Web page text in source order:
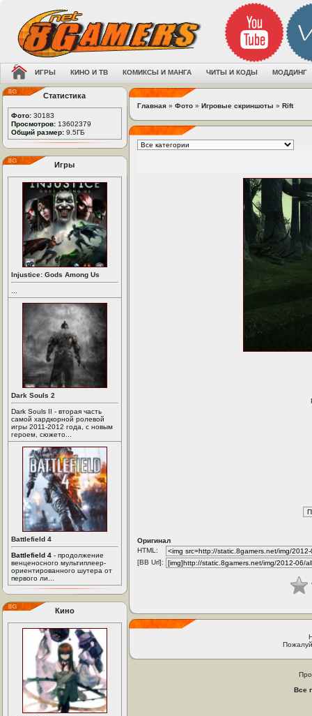
ИГРЫ КИНО И ТВ КОМИКСЫ И МАНГА ЧИТЫ И КОДЫ МОДДИНГ
Статистика
Фото: 30183
Просмотров: 13602379
Общий размер: 9.5ГБ
Игры
Injustice: Gods Among Us
Dark Souls 2
Dark Souls II - вторая часть
самой хардкорной ролевой
игры 2011-2012 года, с новым
героем, сюжето...
Battlefield 4
Battlefield 4 - продолжение
венценосного мультиплеер-
ориентированного шутера от
первого ли...
Кино
Главная » Фото » Игровые скриншоты » Rift
Оригинал
HTML:
[BB Url]:
Все